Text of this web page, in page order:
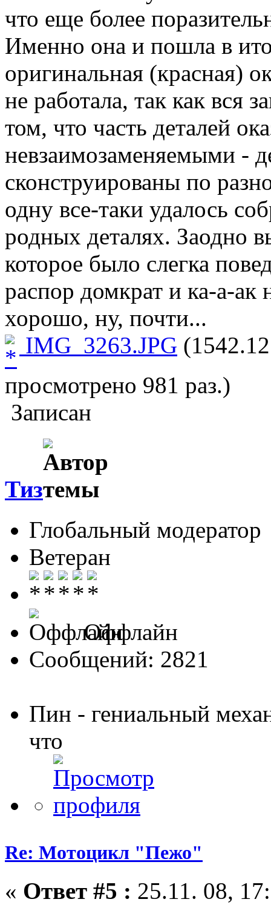
что еще более
Именно она и пошла в
оригинальная (красная)
не работала, так как вся
том, что часть деталей
невзаимозаменяемыми -
сконструированы по
одну все-таки удалось
родных деталях. Заодно
которое было слегка
распор домкрат и ка-а-ак
хорошо, ну, почти...
IMG_3263.JPG
просмотрено 981 раз.)
Записан
Тиз
Глобальный модератор
Ветеран
Оффлайн
Сообщений: 2821
Пин - гениальный
что
Re: Мотоцикл "Пежо"
« Ответ #5 : 25.11. 08,